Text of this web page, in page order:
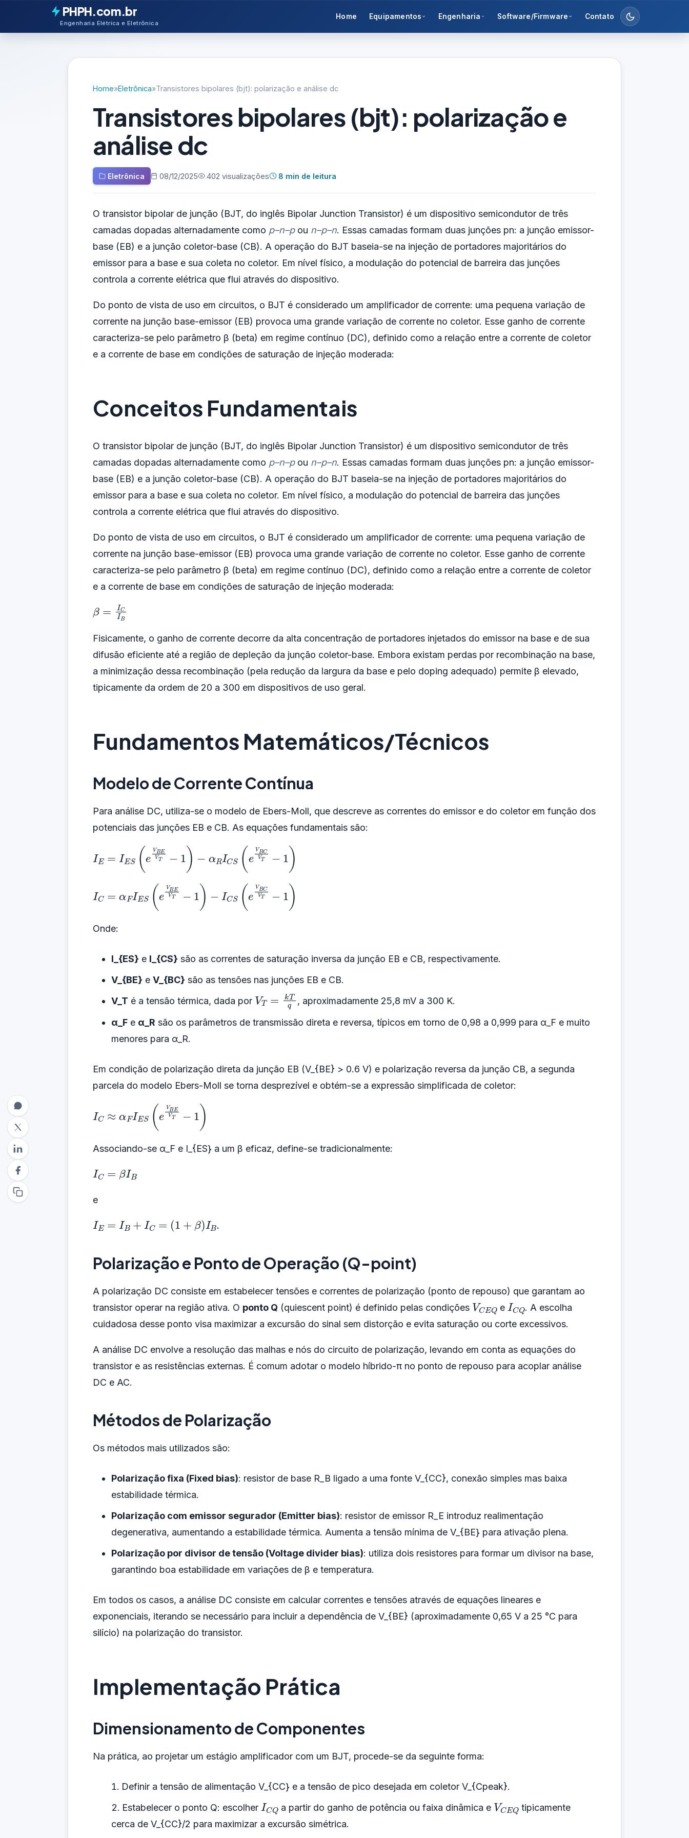
PHPH.com.br
Engenharia Elétrica e Eletrônica
Home Equipamentos Engenharia Software/Firmware Contato
Home»Eletrônica»Transistores bipolares (bjt): polarização e análise dc
Transistores bipolares (bjt): polarização e
análise dc
Eletrônica 08/12/2025 402 visualizações 8 min de leitura
O transistor bipolar de junção (BJT, do inglês Bipolar Junction Transistor) é um dispositivo semicondutor de três
camadas dopadas alternadamente como p–n–pou n–p–n. Essas camadas formam duas junções pn: a junção emissor-
base (EB) e a junção coletor-base (CB). A operação do BJT baseia-se na injeção de portadores majoritários do
emissor para a base e sua coleta no coletor. Em nível físico, a modulação do potencial de barreira das junções
controla a corrente elétrica que flui através do dispositivo.
Do ponto de vista de uso em circuitos, o BJT é considerado um amplificador de corrente: uma pequena variação de
corrente na junção base-emissor (EB) provoca uma grande variação de corrente no coletor. Esse ganho de corrente
caracteriza-se pelo parâmetro β (beta) em regime contínuo (DC), definido como a relação entre a corrente de coletor
e a corrente de base em condições de saturação de injeção moderada:
Conceitos Fundamentais
O transistor bipolar de junção (BJT, do inglês Bipolar Junction Transistor) é um dispositivo semicondutor de três
camadas dopadas alternadamente como p–n–pou n–p–n. Essas camadas formam duas junções pn: a junção emissor-
base (EB) e a junção coletor-base (CB). A operação do BJT baseia-se na injeção de portadores majoritários do
emissor para a base e sua coleta no coletor. Em nível físico, a modulação do potencial de barreira das junções
controla a corrente elétrica que flui através do dispositivo.
Do ponto de vista de uso em circuitos, o BJT é considerado um amplificador de corrente: uma pequena variação de
corrente na junção base-emissor (EB) provoca uma grande variação de corrente no coletor. Esse ganho de corrente
caracteriza-se pelo parâmetro β (beta) em regime contínuo (DC), definido como a relação entre a corrente de coletor
e a corrente de base em condições de saturação de injeção moderada:
β IB
Fisicamente, o ganho de corrente decorre da alta concentração de portadores injetados do emissor na base e de sua
difusão eficiente até a região de depleção da junção coletor-base. Embora existam perdas por recombinação na base,
a minimização dessa recombinação (pela redução da largura da base e pelo doping adequado) permite β elevado,
tipicamente da ordem de 20 a 300 em dispositivos de uso geral.
Fundamentos Matemáticos/Técnicos
Modelo de Corrente Contínua
Para análise DC, utiliza-se o modelo de Ebers-Moll, que descreve as correntes do emissor e do coletor em função dos
potenciais das junções EB e CB. As equações fundamentais são:
IE S V BEV 1)− S V BCV 1)
IC ES eV BEV 1) CS V BCV 1)
Onde:
I_{ES} e I_{CS} são as correntes de saturação inversa da junção EB e CB, respectivamente.
V_{BE} e V_{BC} são as tensões nas junções EB e CB.
V_T é a tensão térmica, dada por
VT Tq
, aproximadamente 25,8 mV a 300 K.
α_F e α_R são os parâmetros de transmissão direta e reversa, típicos em torno de 0,98 a 0,999 para α_F e muito
menores para α_R.
Em condição de polarização direta da junção EB (V_{BE} > 0.6 V) e polarização reversa da junção CB, a segunda
parcela do modelo Ebers-Moll se torna desprezível e obtém-se a expressão simplificada de coletor:
IC ES V BEV 1)
Associando-se α_F e I_{ES} a um β eficaz, define-se tradicionalmente:
IC B
e
IE + =( )I B
Polarização e Ponto de Operação (Q-point)
A polarização DC consiste em estabelecer tensões e correntes de polarização (ponto de repouso) que garantam ao
transistor operar na região ativa. O ponto Q (quiescent point) é definido pelas condições
VC
e
IC
. A escolha
cuidadosa desse ponto visa maximizar a excursão do sinal sem distorção e evita saturação ou corte excessivos.
A análise DC envolve a resolução das malhas e nós do circuito de polarização, levando em conta as equações do
transistor e as resistências externas. É comum adotar o modelo híbrido-π no ponto de repouso para acoplar análise
DC e AC.
Métodos de Polarização
Os métodos mais utilizados são:
Polarização fixa (Fixed bias): resistor de base R_B ligado a uma fonte V_{CC}, conexão simples mas baixa
estabilidade térmica.
Polarização com emissor segurador (Emitter bias): resistor de emissor R_E introduz realimentação
degenerativa, aumentando a estabilidade térmica. Aumenta a tensão mínima de V_{BE} para ativação plena.
Polarização por divisor de tensão (Voltage divider bias): utiliza dois resistores para formar um divisor na base,
garantindo boa estabilidade em variações de β e temperatura.
Em todos os casos, a análise DC consiste em calcular correntes e tensões através de equações lineares e
exponenciais, iterando se necessário para incluir a dependência de V_{BE} (aproximadamente 0,65 V a 25 °C para
silício) na polarização do transistor.
Implementação Prática
Dimensionamento de Componentes
Na prática, ao projetar um estágio amplificador com um BJT, procede-se da seguinte forma:
Definir a tensão de alimentação V_{CC} e a tensão de pico desejada em coletor V_{Cpeak}.
Estabelecer o ponto Q: escolher
IC
a partir do ganho de potência ou faixa dinâmica e
VC
tipicamente
cerca de V_{CC}/2 para maximizar a excursão simétrica.